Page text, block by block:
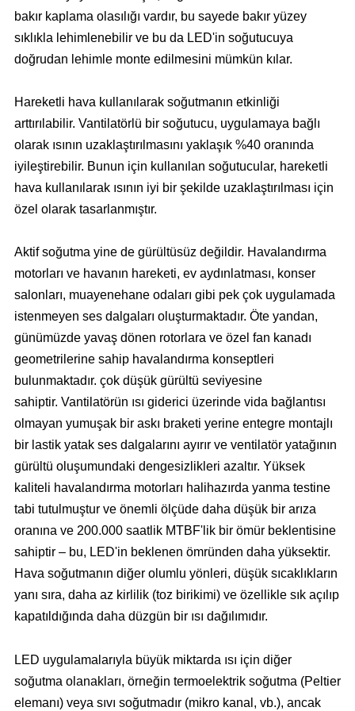
bakır kaplama olasılığı vardır, bu sayede bakır yüzey
sıklıkla lehimlenebilir ve bu da LED'in soğutucuya
doğrudan lehimle monte edilmesini mümkün kılar.
Hareketli hava kullanılarak soğutmanın etkinliği
arttırılabilir. Vantilatörlü bir soğutucu, uygulamaya bağlı
olarak ısının uzaklaştırılmasını yaklaşık %40 oranında
iyileştirebilir. Bunun için kullanılan soğutucular, hareketli
hava kullanılarak ısının iyi bir şekilde uzaklaştırılması için
özel olarak tasarlanmıştır.
Aktif soğutma yine de gürültüsüz değildir. Havalandırma
motorları ve havanın hareketi, ev aydınlatması, konser
salonları, muayenehane odaları gibi pek çok uygulamada
istenmeyen ses dalgaları oluşturmaktadır. Öte yandan,
günümüzde yavaş dönen rotorlara ve özel fan kanadı
geometrilerine sahip havalandırma konseptleri
bulunmaktadır. çok düşük gürültü seviyesine
sahiptir. Vantilatörün ısı giderici üzerinde vida bağlantısı
olmayan yumuşak bir askı braketi yerine entegre montajlı
bir lastik yatak ses dalgalarını ayırır ve ventilatör yatağının
gürültü oluşumundaki dengesizlikleri azaltır. Yüksek
kaliteli havalandırma motorları halihazırda yanma testine
tabi tutulmuştur ve önemli ölçüde daha düşük bir arıza
oranına ve 200.000 saatlik MTBF'lik bir ömür beklentisine
sahiptir – bu, LED'in beklenen ömründen daha yüksektir.
Hava soğutmanın diğer olumlu yönleri, düşük sıcaklıkların
yanı sıra, daha az kirlilik (toz birikimi) ve özellikle sık açılıp
kapatıldığında daha düzgün bir ısı dağılımıdır.
LED uygulamalarıyla büyük miktarda ısı için diğer
soğutma olanakları, örneğin termoelektrik soğutma (Peltier
elemanı) veya sıvı soğutmadır (mikro kanal, vb.), ancak